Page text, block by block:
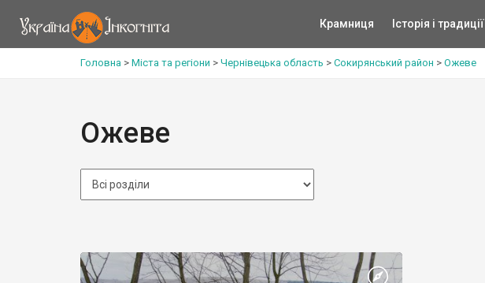
Крамниця Історія і традиції
Головна > Міста та регіони > Чернівецька область > Сокирянський район > Ожеве
Ожеве